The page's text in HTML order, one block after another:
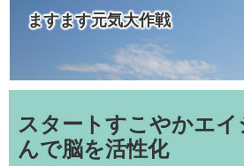
ますます元気大作戦
スタートすこやかエ
んで脳を活性化